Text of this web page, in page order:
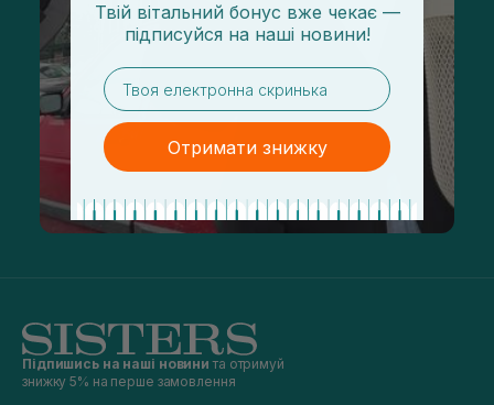
Підпишись на наші новини та отримуй
знижку 5% на перше замовлення
Твій вітальний бонус вже чекає —
підписуйся на наші новини!
email
Отримати знижку